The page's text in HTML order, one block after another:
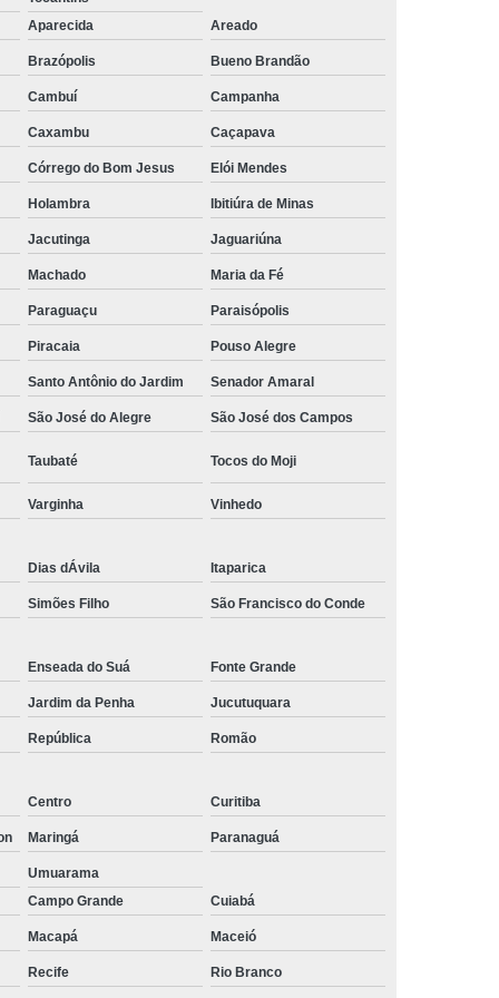
Rastreador Gps para Caminhão
para Caminhão Via Satélite
Rastreador Via Satélite para Caminhão
Sistema de Rastreamento de Caminhões
Especializada em Rastreador de Carro
Carro
Rastreador de Carro Belo Horizonte
Rastreador Gps para Carros
Rastreador Veicular para Carro
para Carros
em Carro
Rastreador Gps Carro
Rastreador para Colocar no Carro
Empresa de Rastreamento de Automóveis
Carros
Rastreamento Carros Via Satélite
Rastreamento de Carros
Rastreamento de Carros Minas Gerais
Rastreamento de Carros Via Satélite
Gestão de Frotas Rastreamento
Rastreamento e Gestão de Frotas
Frotas
Rastreamento Frota Gps
Empresa de Rastreamento de Carros
Aparecida Areado
Brazópolis Bueno Brandão
Cambuí Campanha
Caxambu Caçapava
Córrego do Bom Jesus Elói Mendes
Holambra Ibitiúra de Minas
Jacutinga Jaguariúna
Machado Maria da Fé
Paraguaçu Paraisópolis
Piracaia Pouso Alegre
Santo Antônio do Jardim Senador Amaral
São José do Alegre São José dos Campos
Taubaté Tocos do Moji
Varginha Vinhedo
Dias dÁvila Itaparica
Simões Filho São Francisco do Conde
Enseada do Suá Fonte Grande
Jardim da Penha Jucutuquara
República Romão
Centro Curitiba
Maringá Paranaguá
Umuarama
Campo Grande Cuiabá
Macapá Maceió
Recife Rio Branco